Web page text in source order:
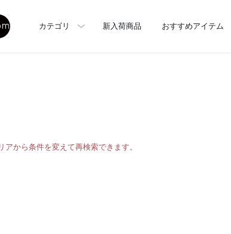
カテゴリ 新入荷商品 おすすめアイテム
アから条件を変えて再検索できます。